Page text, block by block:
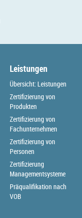
Leistungen
Übersicht: Leistungen
Zertifizierung von
Produkten
Zertifizierung von
Fachunternehmen
Zertifizierung von
Personen
Zertifizierung
Managementsysteme
Präqualifikation nach
VOB